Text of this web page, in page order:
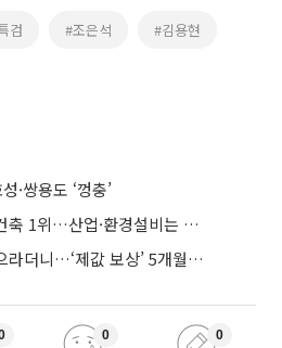
검 #조은석 #김용현
·쌍용도 ‘껑충’
현대건설, 아파트·토건·건축 1위…산업·환경설비는 삼성E&A
용적률 높여 임대 더 지으라더니…‘제값 보상’ 5개월째 국회에 발목
0 0